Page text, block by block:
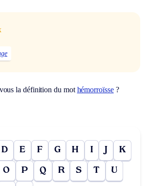
la définition du mot hémorroïsse?
D E F G H I J K
O P Q R S T U